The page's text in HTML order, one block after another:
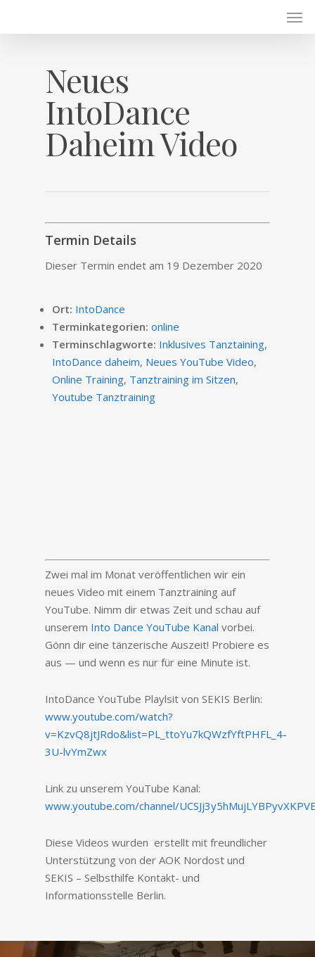
Neues
IntoDance
Daheim Video
Termin Details
Dieser Termin endet am 19 Dezember 2020
Ort: IntoDance
Terminkategorien: online
Terminschlagworte: Inklusives Tanztaining,
IntoDance daheim, Neues YouTube Video,
Online Training, Tanztraining im Sitzen,
Youtube Tanztraining
Zwei mal im Monat veröffentlichen wir ein
neues Video mit einem Tanztraining auf
YouTube. Nimm dir etwas Zeit und schau auf
unserem Into Dance YouTube Kanal vorbei.
Gönn dir eine tänzerische Auszeit! Probiere es
aus — und wenn es nur für eine Minute ist.
IntoDance YouTube Playlsit von SEKIS Berlin:
www.youtube.com/watch?
v=KzvQ8jtJRdo&list=PL_ttoYu7kQWzfYftPHFL_4-
3U-lvYmZwx
Link zu unserem YouTube Kanal:
www.youtube.com/channel/
Diese Videos wurden erstellt mit freundlicher
Unterstützung von der AOK Nordost und
SEKIS – Selbsthilfe Kontakt- und
Informationsstelle Berlin.